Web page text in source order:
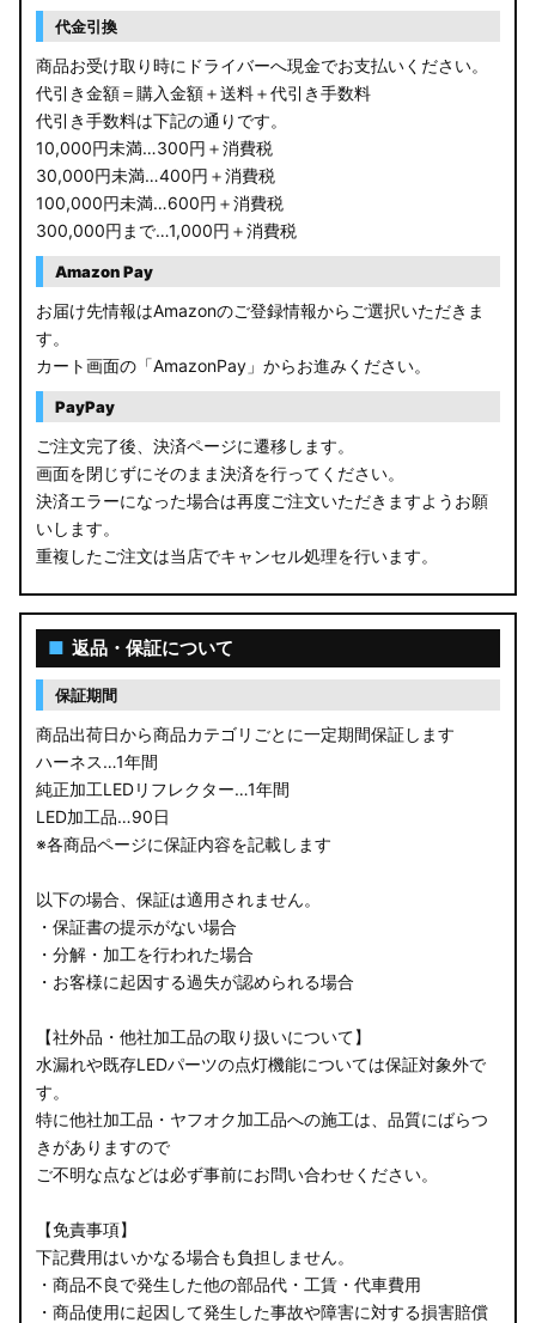
RP6/7 ステップワゴン
RP1/2 RP3/4 ステップワゴン/スパーダ
RK5/6 ステップワゴンスパーダ
RC1/2 オデッセイ
GB5〜8 フリード
GR フィット
GP5/6 GK3〜6 フィット
MK53S スペーシアカスタム
MA37S/MA27S ソリオ / ソリオ バンディット
MA26S/MA36S ソリオ
ZC33S スイフトスポーツ
LA650S タントカスタム
LA600S タントカスタム
LA150S ムーヴカスタム
LA700S ウェイク
GN0W アウトランダー
GK1W/GK9W エクリプスクロス
CV1W デリカD:5
B34A/B35A/B37A/B38A デリカミニ
B34W/B35W/B37W/B38W ekクロススペース
B34W/B35W/B37W/B38W ekクロス
KG CX-8
GU クロストレック
GU インプレッサ
代金引換
商品お受け取り時にドライバーへ現金でお支払いください。
代引き金額＝購入金額＋送料＋代引き手数料
代引き手数料は下記の通りです。
10,000円未満…300円＋消費税
30,000円未満…400円＋消費税
100,000円未満…600円＋消費税
300,000円まで…1,000円＋消費税
Amazon Pay
お届け先情報はAmazonのご登録情報からご選択いただきま
す。
カート画面の「AmazonPay」からお進みください。
PayPay
ご注文完了後、決済ページに遷移します。
画面を閉じずにそのまま決済を行ってください。
決済エラーになった場合は再度ご注文いただきますようお願
いします。
重複したご注文は当店でキャンセル処理を行います。
■ 返品・保証について
保証期間
商品出荷日から商品カテゴリごとに一定期間保証します
ハーネス…1年間
純正加工LEDリフレクター…1年間
LED加工品…90日
※各商品ページに保証内容を記載します
以下の場合、保証は適用されません。
・保証書の提示がない場合
・分解・加工を行われた場合
・お客様に起因する過失が認められる場合
【社外品・他社加工品の取り扱いについて】
水漏れや既存LEDパーツの点灯機能については保証対象外で
す。
特に他社加工品・ヤフオク加工品への施工は、品質にばらつ
きがありますので
ご不明な点などは必ず事前にお問い合わせください。
【免責事項】
下記費用はいかなる場合も負担しません。
・商品不良で発生した他の部品代・工賃・代車費用
・商品使用に起因して発生した事故や障害に対する損害賠償